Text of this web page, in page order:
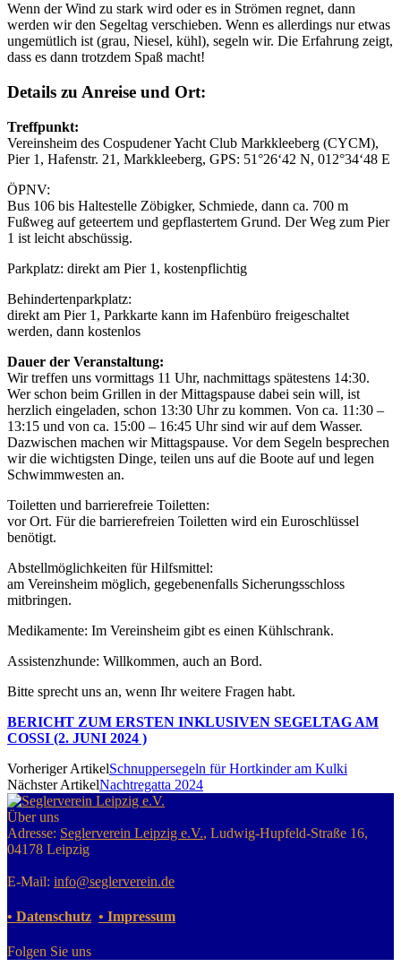
Wenn der Wind zu stark wird oder es in Strömen regnet, dann
werden wir den Segeltag verschieben. Wenn es allerdings nur etwas
ungemütlich ist (grau, Niesel, kühl), segeln wir. Die Erfahrung zeigt,
dass es dann trotzdem Spaß macht!
Details zu Anreise und Ort:
Treffpunkt:
Vereinsheim des Cospudener Yacht Club Markkleeberg (CYCM),
Pier 1, Hafenstr. 21, Markkleeberg, GPS: 51°26‘42 N, 012°34‘48 E
ÖPNV:
Bus 106 bis Haltestelle Zöbigker, Schmiede, dann ca. 700 m
Fußweg auf geteertem und gepflastertem Grund. Der Weg zum Pier
1 ist leicht abschüssig.
Parkplatz: direkt am Pier 1, kostenpflichtig
Behindertenparkplatz:
direkt am Pier 1, Parkkarte kann im Hafenbüro freigeschaltet
werden, dann kostenlos
Dauer der Veranstaltung:
Wir treffen uns vormittags 11 Uhr, nachmittags spätestens 14:30.
Wer schon beim Grillen in der Mittagspause dabei sein will, ist
herzlich eingeladen, schon 13:30 Uhr zu kommen. Von ca. 11:30 –
13:15 und von ca. 15:00 – 16:45 Uhr sind wir auf dem Wasser.
Dazwischen machen wir Mittagspause. Vor dem Segeln besprechen
wir die wichtigsten Dinge, teilen uns auf die Boote auf und legen
Schwimmwesten an.
Toiletten und barrierefreie Toiletten:
vor Ort. Für die barrierefreien Toiletten wird ein Euroschlüssel
benötigt.
Abstellmöglichkeiten für Hilfsmittel:
am Vereinsheim möglich, gegebenenfalls Sicherungsschloss
mitbringen.
Medikamente: Im Vereinsheim gibt es einen Kühlschrank.
Assistenzhunde: Willkommen, auch an Bord.
Bitte sprecht uns an, wenn Ihr weitere Fragen habt.
BERICHT ZUM ERSTEN INKLUSIVEN SEGELTAG AM
COSSI (2. JUNI 2024 )
Vorheriger ArtikelSchnuppersegeln für Hortkinder am Kulki
Nächster ArtikelNachtregatta 2024
Über uns
Adresse: Seglerverein Leipzig e.V., Ludwig-Hupfeld-Straße 16,
04178 Leipzig
E-Mail: info@seglerverein.de
• Datenschutz • Impressum
Folgen Sie uns